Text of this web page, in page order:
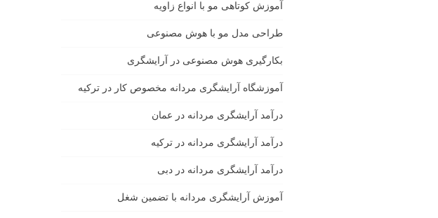
آموزش کوتاهی مو با انواع زاویه
طراحی مدل مو با هوش مصنوعی
بکارگیری هوش مصنوعی در آرایشگری
آموزشگاه آرایشگری مردانه مخصوص کار در ترکیه
درآمد آرایشگری مردانه در عمان
درآمد آرایشگری مردانه در ترکیه
درآمد آرایشگری مردانه در دبی
آموزش آرایشگری مردانه با تضمین شغل